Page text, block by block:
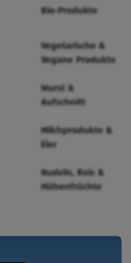
Bio-Produkte
Vegetarische &
Vegane Produkte
Wurst &
Aufschnitt
Milchprodukte &
Eier
Nudeln, Reis &
Hülsenfrüchte